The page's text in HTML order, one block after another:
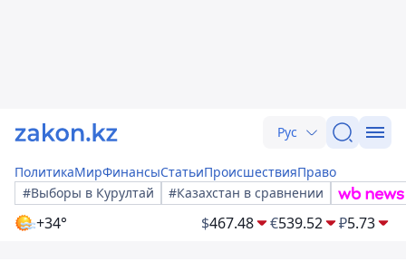
Рус
ПолитикаМирФинансыСтатьиПроисшествияПраво
#Выборы в Курултай
#Казахстан в сравнении
+34° $467.48 €539.52 ₽5.73